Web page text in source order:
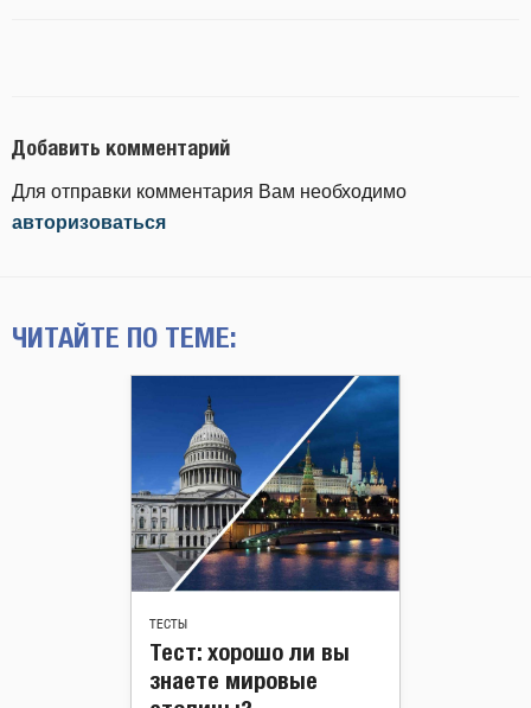
Добавить комментарий
Для отправки комментария Вам необходимо
авторизоваться
ЧИТАЙТЕ ПО ТЕМЕ:
ТЕСТЫ
Тест: хорошо ли вы
знаете мировые